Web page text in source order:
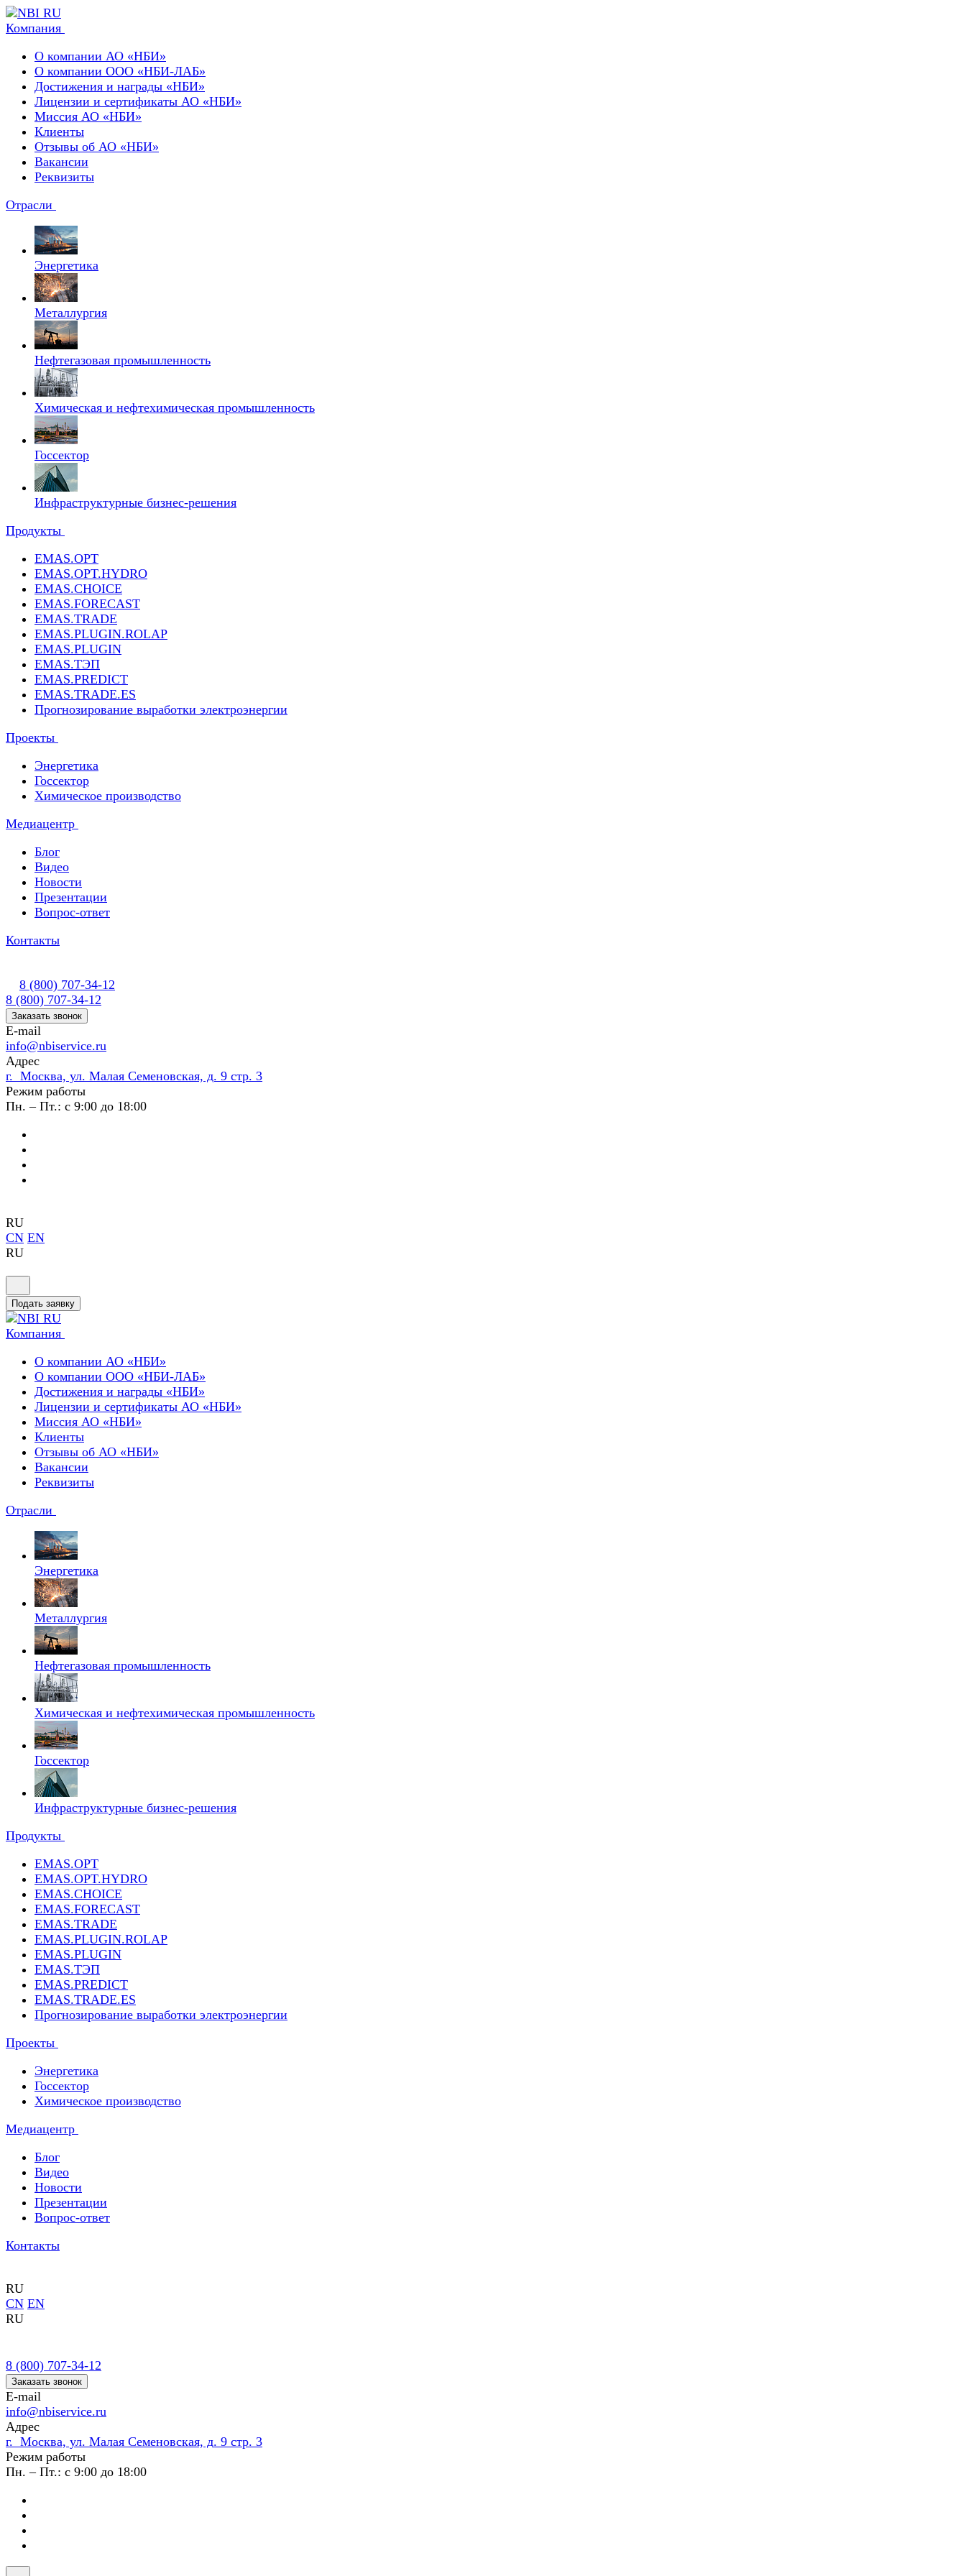
Компания
О компании АО «НБИ»
О компании ООО «НБИ-ЛАБ»
Достижения и награды «НБИ»
Лицензии и сертификаты АО «НБИ»
Миссия АО «НБИ»
Клиенты
Отзывы об АО «НБИ»
Вакансии
Реквизиты
Отрасли
Энергетика
Металлургия
Нефтегазовая промышленность
Химическая и нефтехимическая промышленность
Госсектор
Инфраструктурные бизнес-решения
Продукты
EMAS.OPT
EMAS.OPT.HYDRO
EMAS.CHOICE
EMAS.FORECAST
EMAS.TRADE
EMAS.PLUGIN.ROLAP
EMAS.PLUGIN
EMAS.ТЭП
EMAS.PREDICT
EMAS.TRADE.ES
Прогнозирование выработки электроэнергии
Проекты
Энергетика
Госсектор
Химическое производство
Медиацентр
Блог
Видео
Новости
Презентации
Вопрос-ответ
Контакты
8 (800) 707-34-12
8 (800) 707-34-12
Заказать звонок
E-mail
info@nbiservice.ru
Адрес
г. Москва, ул. Малая Семеновская, д. 9 стр. 3
Режим работы
Пн. – Пт.: с 9:00 до 18:00
RU
CN EN
RU
Подать заявку
Компания
О компании АО «НБИ»
О компании ООО «НБИ-ЛАБ»
Достижения и награды «НБИ»
Лицензии и сертификаты АО «НБИ»
Миссия АО «НБИ»
Клиенты
Отзывы об АО «НБИ»
Вакансии
Реквизиты
Отрасли
Энергетика
Металлургия
Нефтегазовая промышленность
Химическая и нефтехимическая промышленность
Госсектор
Инфраструктурные бизнес-решения
Продукты
EMAS.OPT
EMAS.OPT.HYDRO
EMAS.CHOICE
EMAS.FORECAST
EMAS.TRADE
EMAS.PLUGIN.ROLAP
EMAS.PLUGIN
EMAS.ТЭП
EMAS.PREDICT
EMAS.TRADE.ES
Прогнозирование выработки электроэнергии
Проекты
Энергетика
Госсектор
Химическое производство
Медиацентр
Блог
Видео
Новости
Презентации
Вопрос-ответ
Контакты
RU
CN EN
RU
8 (800) 707-34-12
Заказать звонок
E-mail
info@nbiservice.ru
Адрес
г. Москва, ул. Малая Семеновская, д. 9 стр. 3
Режим работы
Пн. – Пт.: с 9:00 до 18:00